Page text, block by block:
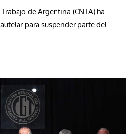
de Argentina (CNTA) ha
para suspender parte del